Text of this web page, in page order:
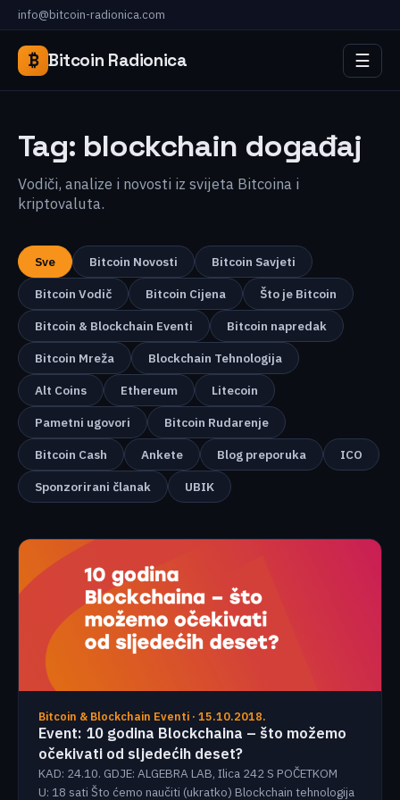
info@bitcoin-radionica.com
₿ Bitcoin Radionica ☰
Tag: blockchain događaj
Vodiči, analize i novosti iz svijeta Bitcoina i
kriptovaluta.
Sve Bitcoin Novosti
Bitcoin Savjeti
Bitcoin Vodič
Bitcoin Cijena
Što je Bitcoin
Bitcoin & Blockchain Eventi
Bitcoin napredak
Bitcoin Mreža
Blockchain Tehnologija
Alt Coins
Ethereum
Litecoin
Pametni ugovori
Bitcoin Rudarenje
Bitcoin Cash
Ankete Blog preporuka
ICO
Sponzorirani članak
UBIK
Bitcoin & Blockchain Eventi · 15.10.2018.
Event: 10 godina Blockchaina – što možemo
očekivati od sljedećih deset?
KAD: 24.10. GDJE: ALGEBRA LAB, Ilica 242 S POČETKOM
U: 18 sati Što ćemo naučiti (ukratko) Blockchain tehnologija